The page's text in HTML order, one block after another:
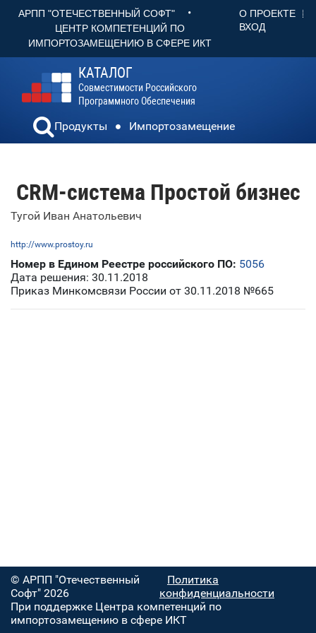
АРПП "ОТЕЧЕСТВЕННЫЙ СОФТ" •
ЦЕНТР КОМПЕТЕНЦИЙ ПО
ИМПОРТОЗАМЕЩЕНИЮ В СФЕРЕ ИКТ
О ПРОЕКТЕ
ВХОД
КАТАЛОГ
Совместимости Российского
Программного Обеспечения
Продукты Импортозамещение
CRM-система Простой бизнес
Тугой Иван Анатольевич
http://www.prostoy.ru
Номер в Едином Реестре российского ПО: 5056
Дата решения: 30.11.2018
Приказ Минкомсвязи России от 30.11.2018 №665
© АРПП "Отечественный
Софт" 2026
Политика
конфиденциальности
При поддержке Центра компетенций по
импортозамещению в сфере ИКТ